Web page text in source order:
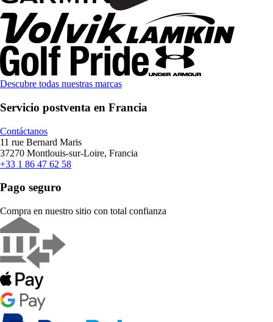
Descubre todas nuestras marcas
Servicio postventa en Francia
Contáctanos
11 rue Bernard Maris
37270 Montlouis-sur-Loire, Francia
+33 1 86 47 62 58
Pago seguro
Compra en nuestro sitio con total confianza